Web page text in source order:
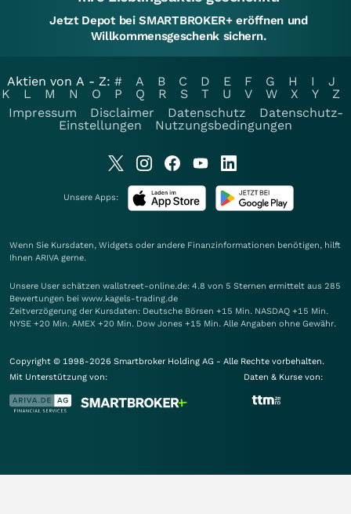
Jetzt Depot bei SMARTBROKER+ eröffnen und
Willkommensgeschenk sichern.
Aktien von A - Z: # A B C D E F G H I
J
K
L M N O P Q R S T U V W X Y
Z
Impressum
Disclaimer Datenschutz
Datenschutz-
Einstellungen
Nutzungsbedingungen
Unsere Apps:
Wenn Sie Kursdaten, Widgets oder andere Finanzinformationen benötigen, hilft
Ihnen ARIVA gerne.
Unsere User schätzen wallstreet-online.de: 4.8 von 5 Sternen ermittelt aus 285
Bewertungen bei www.kagels-trading.de
Zeitverzögerung der Kursdaten: Deutsche Börsen +15 Min. NASDAQ +15 Min.
NYSE +20 Min. AMEX +20 Min. Dow Jones +15 Min. Alle Angaben ohne Gewähr.
Copyright © 1998-2026 Smartbroker Holding AG - Alle Rechte vorbehalten.
Mit Unterstützung von:
Daten & Kurse von: